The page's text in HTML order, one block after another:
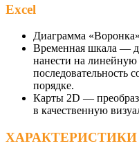
Excel
Диаграмма
Временная шкала —
нанести на
последовательность
порядке.
Карты 2D —
в качественную
ХАРАКТЕРИСТИКИ